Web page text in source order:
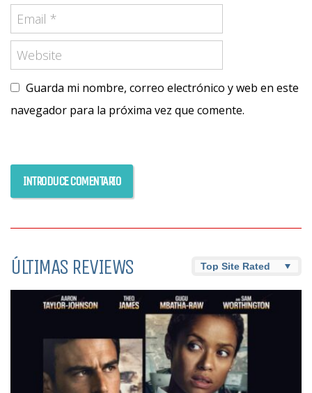
Guarda mi nombre, correo electrónico y web en este
navegador para la próxima vez que comente.
ÚLTIMAS REVIEWS